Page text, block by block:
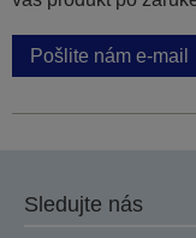
Pošlite nám e-mail
Sledujte nás